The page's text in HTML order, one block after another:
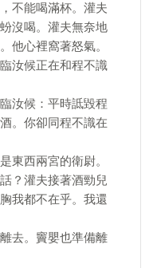
不能喝滿杯。灌夫
沒喝。灌夫無奈地
他心裡窩著怒氣。
汝候正在和程不識
汝候：平時詆毀程
。你卻同程不識在
東西兩宮的衛尉。
？灌夫接著酒勁兒
我都不在乎。我還
去。竇嬰也準備離